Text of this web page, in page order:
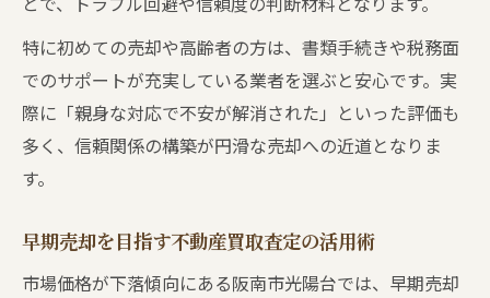
特に初めての売却や高齢者の方は、書類手続きや税務面
でのサポートが充実している業者を選ぶと安心です。実
際に「親身な対応で不安が解消された」といった評価も
多く、信頼関係の構築が円滑な売却への近道となりま
す。
早期売却を目指す不動産買取査定の活用術
市場価格が下落傾向にある阪南市光陽台では、早期売却